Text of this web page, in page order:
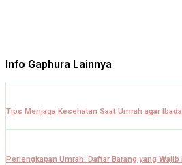
Info Gaphura Lainnya
Tips Menjaga Kesehatan Saat Umrah agar
Perlengkapan Umrah: Daftar Barang yang Wajib